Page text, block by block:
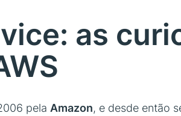
as
pela Amazon, e desde então